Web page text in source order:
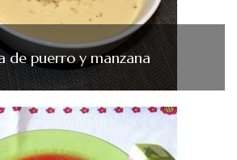
de puerro y manzana